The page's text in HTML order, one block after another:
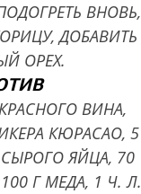
ВНОВЬ,
ДОБАВИТЬ
ОРЕХ.
ВИНА,
КЮРАСАО, 5
ЯЙЦА, 70
Г МЕДА, 1 Ч. Л.